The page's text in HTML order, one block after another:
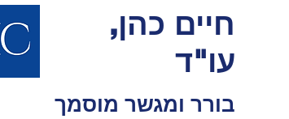
חיים כהן,
עו"ד
בורר ומגשר מוסמך